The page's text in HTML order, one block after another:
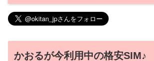
かおるが今利用中の格安SIM♪